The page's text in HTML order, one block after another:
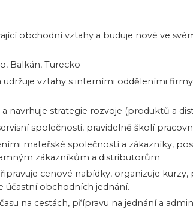
obchodní vztahy a buduje nové ve
Balkán, Turecko
udržuje vztahy s interními odděleními
navrhuje strategie rozvoje (produktů a
společnosti, pravidelně školí
mateřské společností a zákazníky,
zákazníkům a distributorům
cenové nabídky, organizuje kurzy,
účastní obchodních jednání.
na cestách, přípravu na jednání a